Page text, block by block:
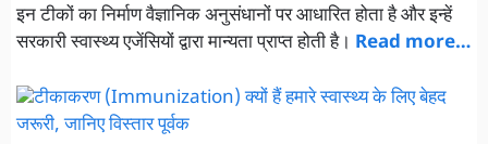
इन टीकों का निर्माण वैज्ञानिक अनुसंधानों पर आधारित होता है और इन्हें
सरकारी स्वास्थ्य एजेंसियों द्वारा मान्यता प्राप्त होती है। Read more…